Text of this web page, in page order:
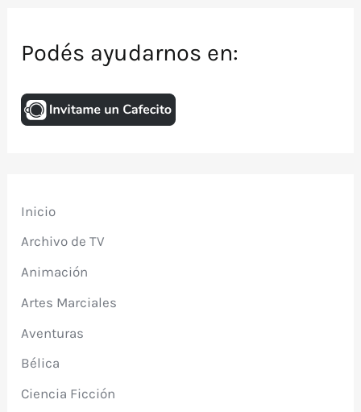
Podés ayudarnos en:
Inicio
Archivo de TV
Animación
Artes Marciales
Aventuras
Bélica
Ciencia Ficción